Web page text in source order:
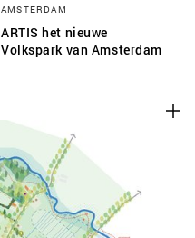
AMSTERDAM
ARTIS het nieuwe
Volkspark van Amsterdam